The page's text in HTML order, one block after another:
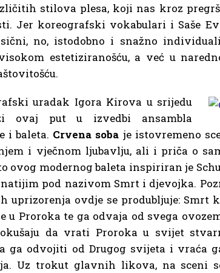
stilova plesa, koji nas kroz
Jer koreografski vokabulari i Saše
no, istodobno i snažno
estetiziranošću, a već u
uradak Igora Kirova u srijedu
ovaj put u izvedbi ansambla
i baleta. Crvena soba je istovremeno
i vječnom ljubavlju, ali i priča o
ovog modernog baleta inspiriran je
pod nazivom Smrt i djevojka.
uprizorenja ovdje se produbljuje: Smrt
u Proroka te ga odvaja od svega
da vrati Proroka u svijet
ga odvojiti od Drugog svijeta i vraća
Uz trokut glavnih likova, na sceni